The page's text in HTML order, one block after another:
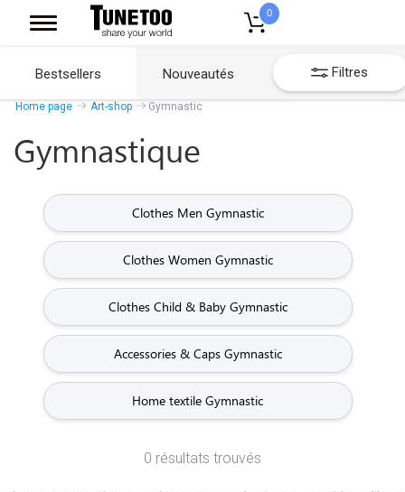
0
Bestsellers Nouveautés Filtres
Home page Art-shop Gymnastic
Gymnastique
Clothes Men Gymnastic
Clothes Women Gymnastic
Clothes Child & Baby Gymnastic
Accessories & Caps Gymnastic
Home textile Gymnastic
0 résultats trouvés